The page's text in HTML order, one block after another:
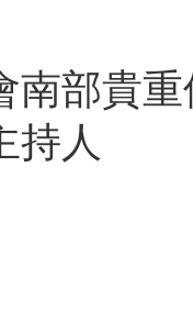
南部貴
持人